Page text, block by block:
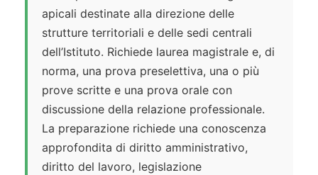
apicali destinate alla direzione delle
strutture territoriali e delle sedi centrali
dell’Istituto. Richiede laurea magistrale e, di
norma, una prova preselettiva, una o più
prove scritte e una prova orale con
discussione della relazione professionale.
La preparazione richiede una conoscenza
approfondita di diritto amministrativo,
diritto del lavoro, legislazione